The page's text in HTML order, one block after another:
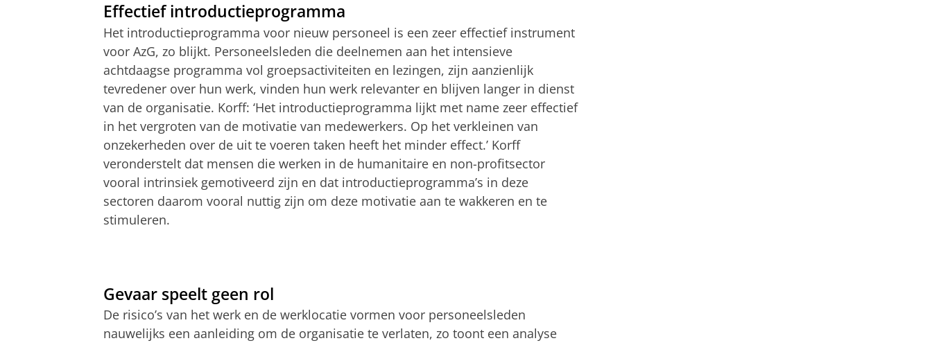
Effectief introductieprogramma
Het introductieprogramma voor nieuw personeel is een zeer effectief instrument
voor AzG, zo blijkt. Personeelsleden die deelnemen aan het intensieve
achtdaagse programma vol groepsactiviteiten en lezingen, zijn aanzienlijk
tevredener over hun werk, vinden hun werk relevanter en blijven langer in dienst
van de organisatie. Korff: ‘Het introductieprogramma lijkt met name zeer effectief
in het vergroten van de motivatie van medewerkers. Op het verkleinen van
onzekerheden over de uit te voeren taken heeft het minder effect.’ Korff
veronderstelt dat mensen die werken in de humanitaire en non-profitsector
vooral intrinsiek gemotiveerd zijn en dat introductieprogramma’s in deze
sectoren daarom vooral nuttig zijn om deze motivatie aan te wakkeren en te
stimuleren.
Gevaar speelt geen rol
De risico’s van het werk en de werklocatie vormen voor personeelsleden
nauwelijks een aanleiding om de organisatie te verlaten, zo toont een analyse